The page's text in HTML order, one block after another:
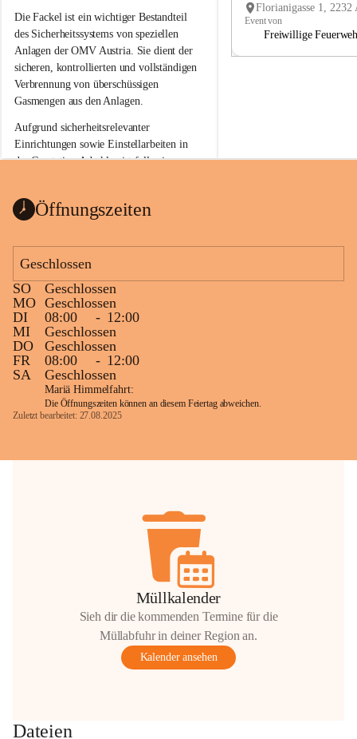
a
a
Die Fackel ist ein wichtiger Bestandteil
des Sicherheitssystems von speziellen
Anlagen der OMV Austria. Sie dient der
sicheren, kontrollierten und vollständigen
Verbrennung von überschüssigen
Gasmengen aus den Anlagen.
Aufgrund sicherheitsrelevanter
Einrichtungen sowie Einstellarbeiten in
der Gasstation Aderklaa ist fallweise
kommenden Tagen und Wochen wird
sein.
Die OMV Austria ist bemüht, für die
Bevölkerung ungewohnte, jedoch
technisch notwendige Betriebszustände so
kurz wie möglich zu halten.
Wir bitten daher die umliegende
Bevölkerung um Verständnis.
Glück Auf!
GmbH
anrainer-service@omv.com
Bei Fragen, Anliegen oder Beschwerden.
Wartungsarbeiten
Event von
Freiwillige
Öffnungszeiten
Geschlossen
SO
Geschlossen
MO Geschlossen
DI
08:00 - 12:00
MI
Geschlossen
DO
Geschlossen
FR
08:00 - 12:00
SA
Geschlossen
Mariä Himmelfahrt:
Die Öffnungszeiten können an diesem Feiertag abweichen.
Zuletzt bearbeitet: 27.08.2025
Müllkalender
Sieh dir die kommenden Termine für die
Müllabfuhr in deiner Region an.
Kalender ansehen
Dateien